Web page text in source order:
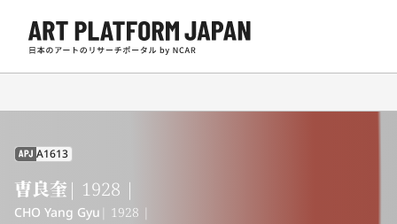
APJ A1613
曺良奎 | 1928 |
CHO Yang Gyu | 1928 |